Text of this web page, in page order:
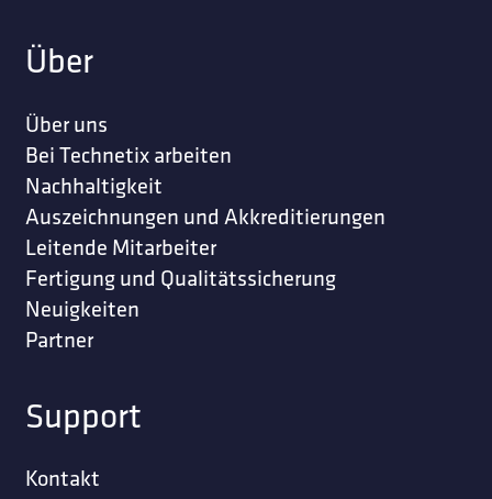
Über
Über uns
Bei Technetix arbeiten
Nachhaltigkeit
Auszeichnungen und Akkreditierungen
Leitende Mitarbeiter
Fertigung und Qualitätssicherung
Neuigkeiten
Partner
Support
Kontakt